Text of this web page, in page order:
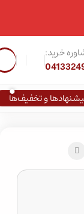
خرید:
و تخفیف‌ها